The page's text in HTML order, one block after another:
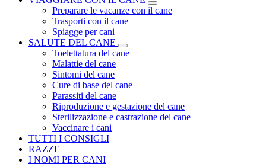
Preparare le vacanze con il cane
Trasporti con il cane
Spiagge per cani
SALUTE DEL CANE
Toelettatura del cane
Malattie del cane
Sintomi del cane
Cure di base del cane
Parassiti del cane
Riproduzione e gestazione del cane
Sterilizzazione e castrazione del cane
Vaccinare i cani
TUTTI I CONSIGLI
RAZZE
I NOMI PER CANI